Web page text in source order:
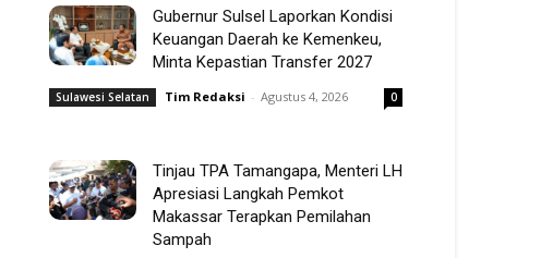
Gubernur Sulsel Laporkan Kondisi
Keuangan Daerah ke Kemenkeu,
Minta Kepastian Transfer 2027
Sulawesi Selatan Tim Redaksi - Agustus 4, 2026 0
Tinjau TPA Tamangapa, Menteri LH
Apresiasi Langkah Pemkot
Makassar Terapkan Pemilahan
Sampah